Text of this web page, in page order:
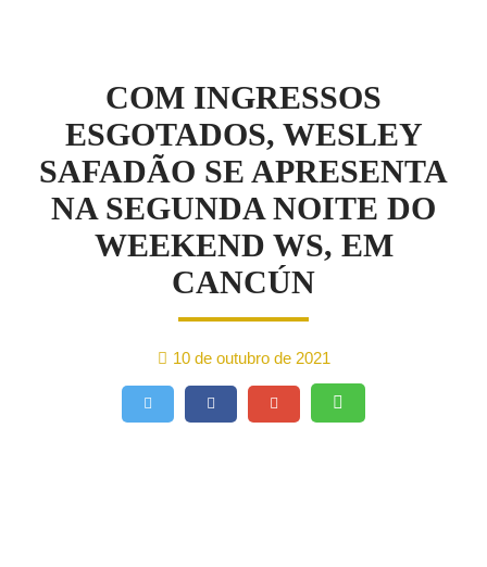
COM INGRESSOS
ESGOTADOS, WESLEY
SAFADÃO SE APRESENTA
NA SEGUNDA NOITE DO
WEEKEND WS, EM
CANCÚN
10 de outubro de 2021